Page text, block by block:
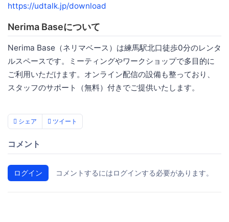
https://udtalk.jp/download
Nerima Baseについて
Nerima Base（ネリマベース）は練馬駅北口徒歩0分のレンタ
ルスペースです。ミーティングやワークショップで多目的に
ご利用いただけます。オンライン配信の設備も整っており、
スタッフのサポート（無料）付きでご提供いたします。
シェア ツイート
コメント
ログイン コメントするにはログインする必要があります。